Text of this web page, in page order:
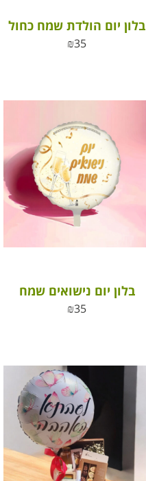
בלון יום הולדת שמח כחול
₪35
בלון יום נישואים שמח
₪35